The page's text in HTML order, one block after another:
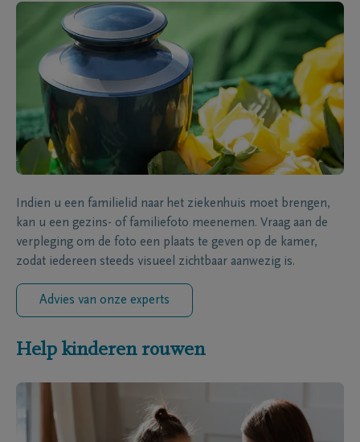
Indien u een familielid naar het ziekenhuis moet brengen,
kan u een gezins- of familiefoto meenemen. Vraag aan de
verpleging om de foto een plaats te geven op de kamer,
zodat iedereen steeds visueel zichtbaar aanwezig is.
Advies van onze experts
Help kinderen rouwen